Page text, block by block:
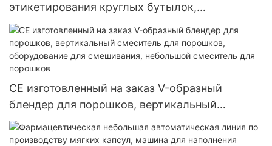
этикетирования круглых бутылок,
оборудование для нанесения этикеток на
рулон 330 мл, 500 мл, этикетировочная
машина для наклеивания этикеток на бутылки
с водой
CE изготовленный на заказ V-образный
блендер для порошков, вертикальный
смеситель для порошков, оборудование для
смешивания, небольшой смеситель для